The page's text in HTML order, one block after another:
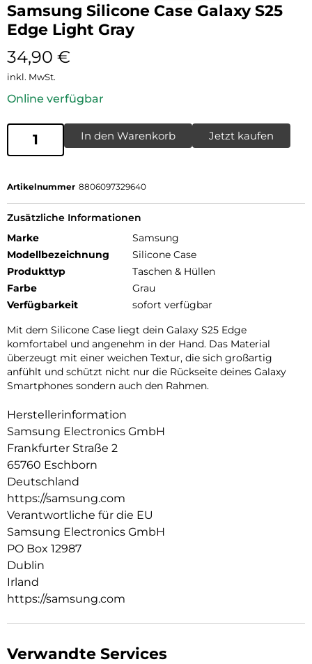
Samsung Silicone Case Galaxy S25
Edge Light Gray
34,90 €
inkl. MwSt.
Online verfügbar
In den Warenkorb Jetzt kaufen
Artikelnummer 8806097329640
Zusätzliche Informationen
Marke
Samsung
Modellbezeichnung
Silicone Case
Produkttyp
Taschen & Hüllen
Farbe
Grau
Verfügbarkeit
sofort verfügbar
Mit dem Silicone Case liegt dein Galaxy S25 Edge
komfortabel und angenehm in der Hand. Das Material
überzeugt mit einer weichen Textur, die sich großartig
anfühlt und schützt nicht nur die Rückseite deines Galaxy
Smartphones sondern auch den Rahmen.
Herstellerinformation
Samsung Electronics GmbH
Frankfurter Straße 2
65760 Eschborn
Deutschland
https://samsung.com
Verantwortliche für die EU
Samsung Electronics GmbH
PO Box 12987
Dublin
Irland
https://samsung.com
Verwandte Services